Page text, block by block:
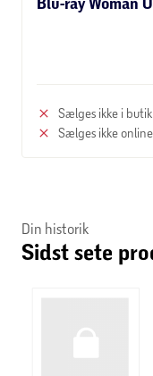
Sælges ikke i
Sælges ikke online
Din historik
Sidst sete